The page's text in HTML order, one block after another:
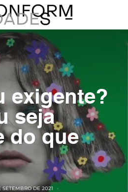
exigente?
seja
do que
SETEMBRO DE 2021